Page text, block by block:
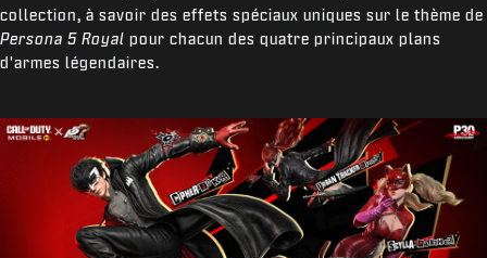
collection, à savoir des effets spéciaux uniques sur le thème de
Persona 5 Royal pour chacun des quatre principaux plans
d'armes légendaires.